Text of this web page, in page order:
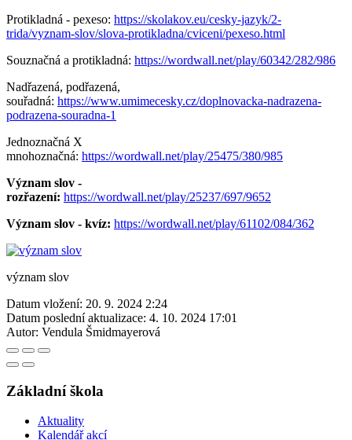
Protikladná - pexeso: https://skolakov.eu/cesky-jazyk/2-
trida/vyznam-slov/slova-protikladna/cviceni/pexeso.html
Souznačná a protikladná: https://wordwall.net/play/60342/282/986
Nadřazená, podřazená,
souřadná: https://www.umimecesky.cz/doplnovacka-nadrazena-
podrazena-souradna-1
Jednoznačná X
mnohoznačná: https://wordwall.net/play/25475/380/985
Význam slov -
rozřazení: https://wordwall.net/play/25237/697/9652
Význam slov - kvíz: https://wordwall.net/play/61102/084/362
význam slov
Datum vložení: 20. 9. 2024 2:24
Datum poslední aktualizace: 4. 10. 2024 17:01
Autor: Vendula Šmidmayerová
Základní škola
Aktuality
Kalendář akcí